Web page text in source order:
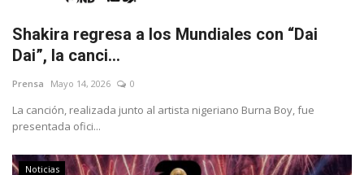
Shakira regresa a los Mundiales con “Dai
Dai”, la canci...
Prensa Mayo 14, 2026 0
La canción, realizada junto al artista nigeriano Burna Boy, fue
presentada ofici...
Noticias